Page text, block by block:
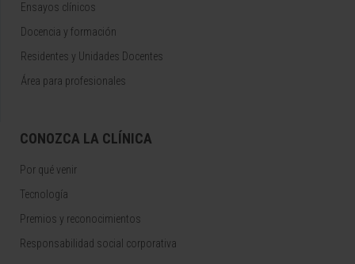
Ensayos clínicos
Docencia y formación
Residentes y Unidades Docentes
Área para profesionales
CONOZCA LA CLÍNICA
Por qué venir
Tecnología
Premios y reconocimientos
Responsabilidad social corporativa